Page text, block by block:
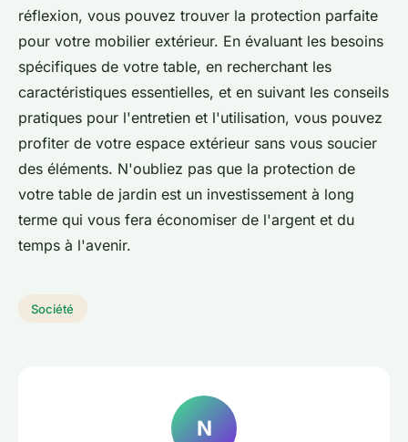
réflexion, vous pouvez trouver la protection parfaite
pour votre mobilier extérieur. En évaluant les besoins
spécifiques de votre table, en recherchant les
caractéristiques essentielles, et en suivant les conseils
pratiques pour l'entretien et l'utilisation, vous pouvez
profiter de votre espace extérieur sans vous soucier
des éléments. N'oubliez pas que la protection de
votre table de jardin est un investissement à long
terme qui vous fera économiser de l'argent et du
temps à l'avenir.
Société
N